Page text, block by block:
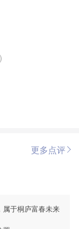
更多点评
属于桐庐富春未来